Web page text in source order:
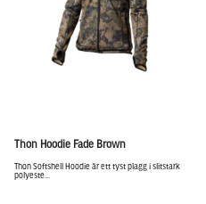
Thon Hoodie Fade Brown
Thon Softshell Hoodie är ett tyst plagg i slitstark
polyeste...